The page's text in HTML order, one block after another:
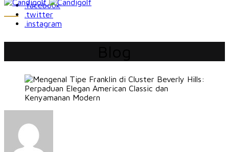
.facebook
.twitter
.instagram